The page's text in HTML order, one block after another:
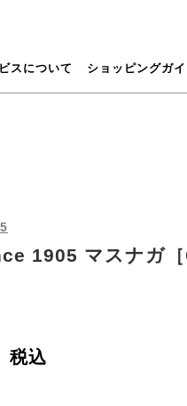
スについて ショッピングガイ
1905 マスナガ
税込